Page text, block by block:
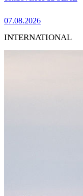
07.08.2026
INTERNATIONAL